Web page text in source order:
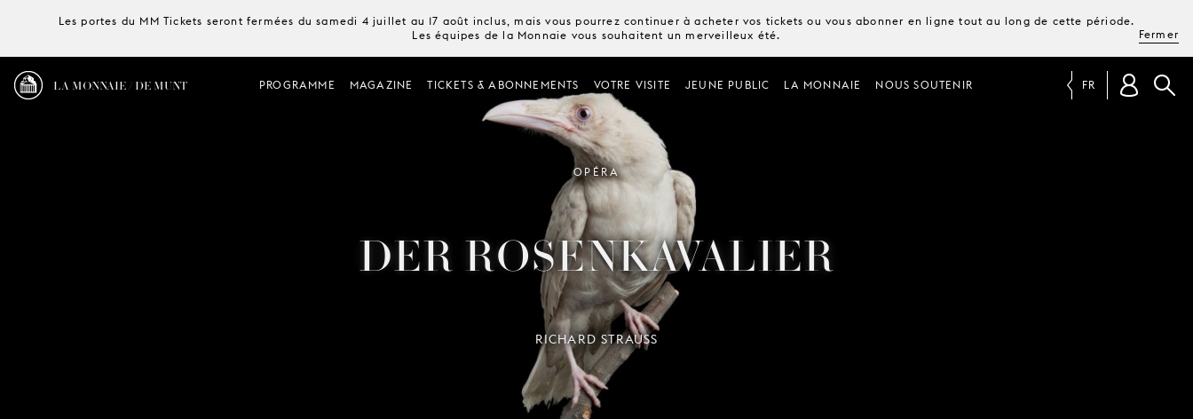
Les portes du MM Tickets seront fermées du samedi 4 juillet au 17 août inclus, mais vous pourrez continuer à acheter vos tickets ou vous abonner en ligne tout au long de cette période.
Les équipes de la Monnaie vous souhaitent un merveilleux été.
Fermer
LA MONNAIE / DE MUNT PROGRAMME MAGAZINE TICKETS & ABONNEMENTS VOTRE VISITE JEUNE PUBLIC LA MONNAIE NOUS SOUTENIR FR
OPÉRA
DER ROSENKAVALIER
RICHARD STRAUSS